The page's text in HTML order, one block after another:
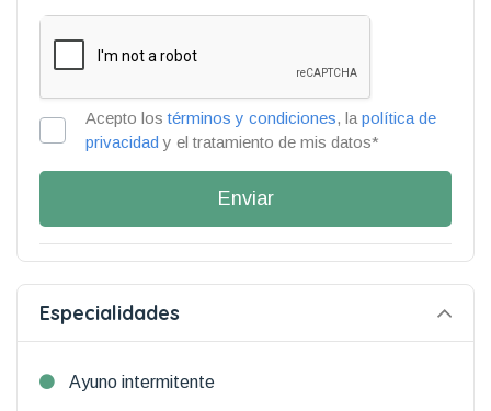
Acepto lostérminos y condiciones, la política de
privacidad y el tratamiento de mis datos*
Enviar
Especialidades
Ayuno intermitente